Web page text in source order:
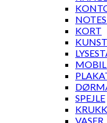
KORT
KUNST
SPEJLE
VASER